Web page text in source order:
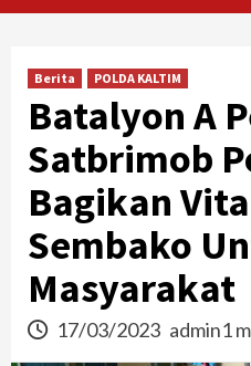
Berita POLDA KALTIM
Batalyon A
Satbrimob
Bagikan
Sembako
Masyarakat
17/03/2023 admin1